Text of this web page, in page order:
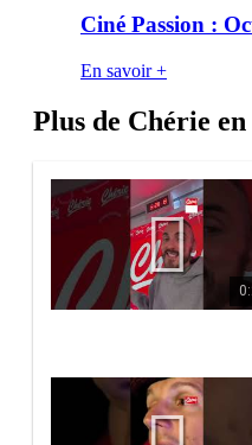
Ciné Passion :
En savoir +
Plus de Chérie